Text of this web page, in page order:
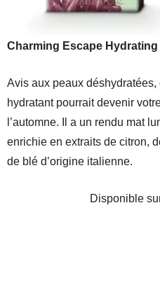
Charming Escape
Avis aux peaux
hydratant pourrait devenir
l’automne. Il a un rendu mat
enrichie en extraits de citron,
de blé d’origine italienne.
Disponible